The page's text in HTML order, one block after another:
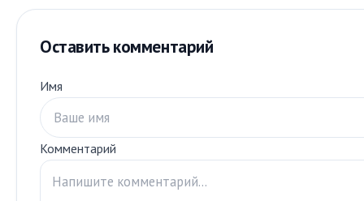
Оставить комментарий
Имя
Комментарий